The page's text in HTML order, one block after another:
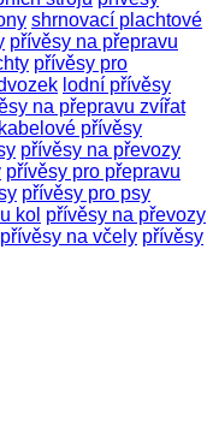
shrnovací plachtové
přívěsy na přepravu
přívěsy pro
lodní přívěsy
na přepravu zvířat
kabelové přívěsy
přívěsy na převozy
přívěsy pro přepravu
přívěsy pro psy
kol přívěsy na převozy
přívěsy na včely přívěsy